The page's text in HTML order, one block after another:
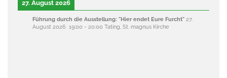
27. August 2026
Führung durch die Ausstellung: "Hier endet Eure Furcht" 27.
August 2026 19:00 - 20:00 Tating, St. magnus Kirche